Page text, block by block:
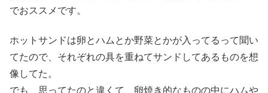
でおススメです。
ホットサンドは卵とハムとか野菜とかが入ってるって聞い
てたので、それぞれの具を重ねてサンドしてあるものを想
像してた。
でも、思ってたのと違くて、卵焼き的なものの中にハムや